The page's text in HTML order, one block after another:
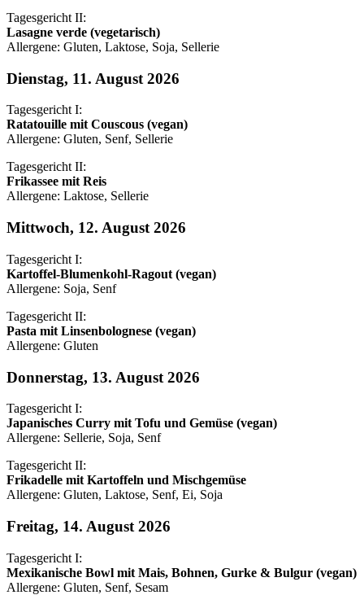
Tagesgericht II:
Lasagne verde (vegetarisch)
Allergene: Gluten, Laktose, Soja, Sellerie
Dienstag, 11. August 2026
Tagesgericht I:
Ratatouille mit Couscous (vegan)
Allergene: Gluten, Senf, Sellerie
Tagesgericht II:
Frikassee mit Reis
Allergene: Laktose, Sellerie
Mittwoch, 12. August 2026
Tagesgericht I:
Kartoffel-Blumenkohl-Ragout (vegan)
Allergene: Soja, Senf
Tagesgericht II:
Pasta mit Linsenbolognese (vegan)
Allergene: Gluten
Donnerstag, 13. August 2026
Tagesgericht I:
Japanisches Curry mit Tofu und Gemüse (vegan)
Allergene: Sellerie, Soja, Senf
Tagesgericht II:
Frikadelle mit Kartoffeln und Mischgemüse
Allergene: Gluten, Laktose, Senf, Ei, Soja
Freitag, 14. August 2026
Tagesgericht I:
Mexikanische Bowl mit Mais, Bohnen, Gurke & Bulgur (vegan)
Allergene: Gluten, Senf, Sesam